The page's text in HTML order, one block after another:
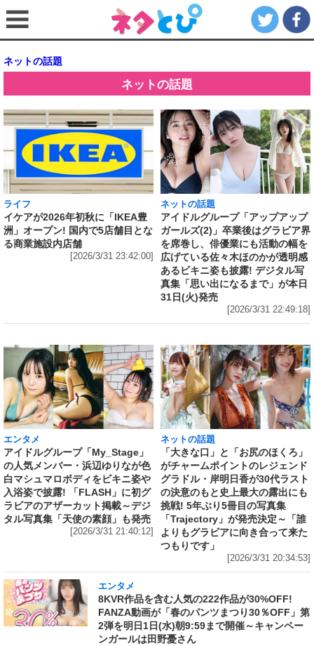
ネットの話題
ネットの話題
ライフ
イケアが2026年初秋に「IKEA豊
洲」オープン! 国内で5店舗目とな
る商業施設内店舗
[2026/3/31 23:42:00]
ネットの話題
アイドルグループ「アップアップ
ガールズ(2)」卒業後はグラビア界
を席巻し、俳優業にも活動の幅を
広げている佐々木ほのかが透明感
あるビキニ姿も披露! デジタル写
真集「思い出になるまで」が本日
31日(火)発売
[2026/3/31 22:49:18]
エンタメ
アイドルグループ「My_Stage」
の人気メンバー・浜辺ゆりなが色
白マシュマロボディをビキニ姿や
入浴姿で披露! 「FLASH」に初グ
ラビアのアザーカット掲載～デジ
タル写真集「天使の素顔」も発売
[2026/3/31 21:40:12]
ネットの話題
「大きな口」と「お尻のほくろ」
がチャームポイントのレジェンド
グラドル・岸明日香が30代ラスト
の決意のもと史上最大の露出にも
挑戦! 5年ぶり5冊目の写真集
「Trajectory」が発売決定～「誰
よりもグラビアに向き合って来た
つもりです」
[2026/3/31 20:34:53]
エンタメ
8KVR作品を含む人気の222作品が30%OFF!
FANZA動画が「春のパンツまつり30％OFF」第
2弾を明日1日(水)朝9:59まで開催～キャンペー
ンガールは田野憂さん